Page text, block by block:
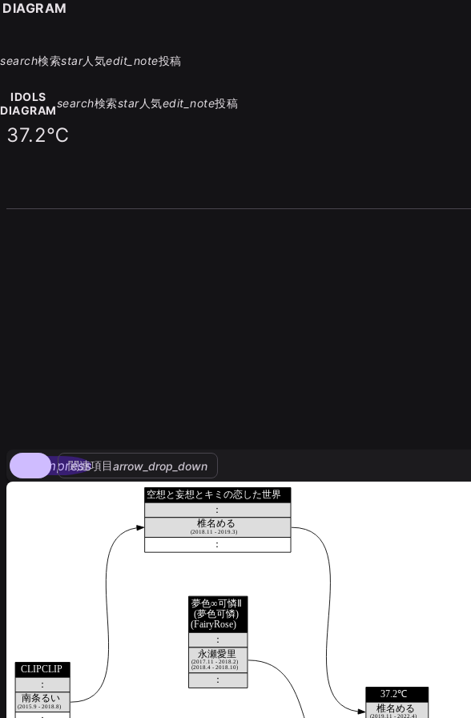
search検索star人気edit_note投稿
IDOLS
DIAGRAM
search検索star人気edit_note投稿
37.2℃
compress
関連項目arrow_drop_down